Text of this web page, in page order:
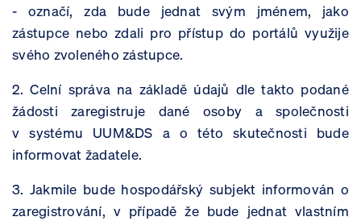
- označí, zda bude jednat svým jménem, jako
zástupce nebo zdali pro přístup do portálů využije
svého zvoleného zástupce.
2. Celní správa na základě údajů dle takto podané
žádosti zaregistruje dané osoby a společnosti
v systému UUM&DS a o této skutečnosti bude
informovat žadatele.
3. Jakmile bude hospodářský subjekt informován o
zaregistrování, v případě že bude jednat vlastním